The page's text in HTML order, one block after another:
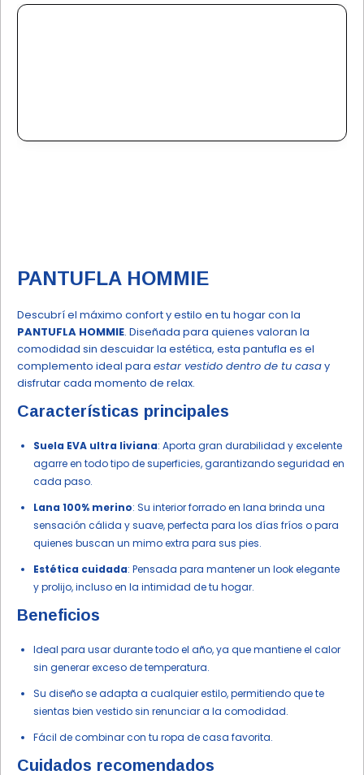
PANTUFLA HOMMIE
Descubrí el máximo confort y estilo en tu hogar con la
PANTUFLA HOMMIE. Diseñada para quienes valoran la
comodidad sin descuidar la estética, esta pantufla es el
complemento ideal para estar vestido dentro de tu casay
disfrutar cada momento de relax.
Características principales
Suela EVA ultra liviana: Aporta gran durabilidad y excelente
agarre en todo tipo de superficies, garantizando seguridad en
cada paso.
Lana 100% merino: Su interior forrado en lana brinda una
sensación cálida y suave, perfecta para los días fríos o para
quienes buscan un mimo extra para sus pies.
Estética cuidada: Pensada para mantener un look elegante
y prolijo, incluso en la intimidad de tu hogar.
Beneficios
Ideal para usar durante todo el año, ya que mantiene el calor
sin generar exceso de temperatura.
Su diseño se adapta a cualquier estilo, permitiendo que te
sientas bien vestido sin renunciar a la comodidad.
Fácil de combinar con tu ropa de casa favorita.
Cuidados recomendados